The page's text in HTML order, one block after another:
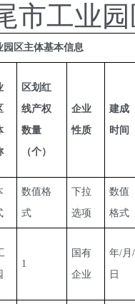
市工业
园区主体基本信息
区划红
线产权
数量
（个）
企业
性质
建成
时间
数值格
式
下拉
选项
数值
格式
1
国有
企业
年/月/
日